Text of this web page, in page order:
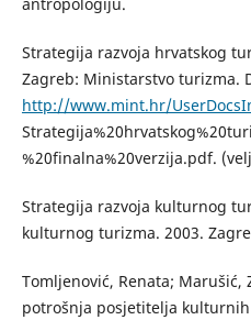
Strategija razvoja hrvatskog
Zagreb: Ministarstvo turizma.
http://www.mint.hr/
%20finalna%20verzija.pdf.
Strategija razvoja kulturnog
kulturnog turizma. 2003.
Tomljenović, Renata; Marušić,
potrošnja posjetitelja